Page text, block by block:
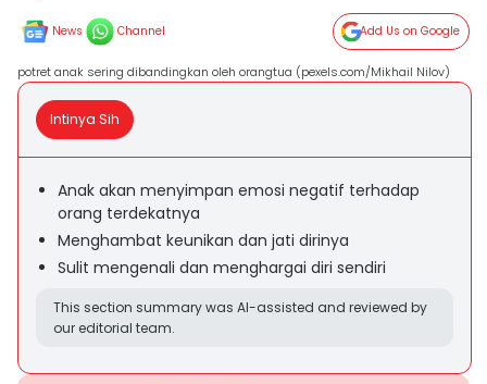
News Channel Add Us on Google
potret anak sering dibandingkan oleh orangtua (pexels.com/Mikhail Nilov)
Intinya Sih
Anak akan menyimpan emosi negatif terhadap
orang terdekatnya
Menghambat keunikan dan jati dirinya
Sulit mengenali dan menghargai diri sendiri
This section summary was AI-assisted and reviewed by
our editorial team.